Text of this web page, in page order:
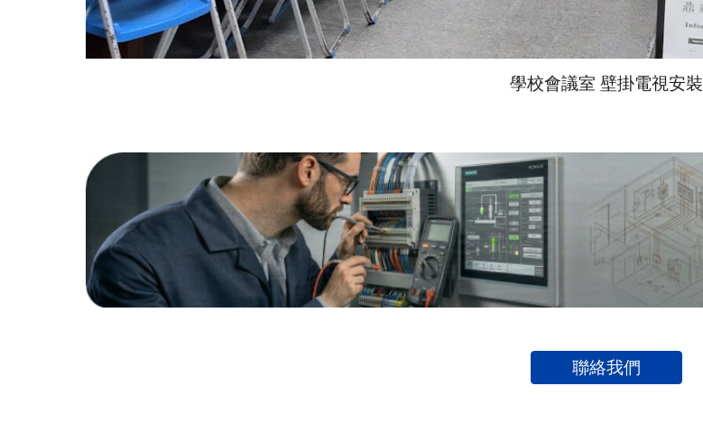
學校會議室 壁掛電視安裝
聯絡我們